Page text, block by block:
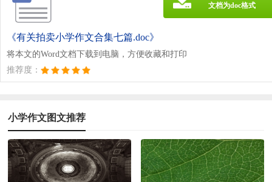
《有关拍卖小学作文合集七篇.doc》
将本文的Word文档下载到电脑，方便收藏和打印
推荐度：
文档为doc格式
小学作文图文推荐